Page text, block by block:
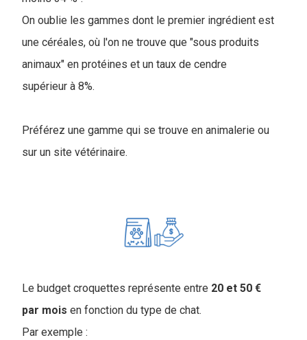
On oublie les gammes dont le premier ingrédient est
une céréales, où l'on ne trouve que "sous produits
animaux" en protéines et un taux de cendre
supérieur à 8%.
Préférez une gamme qui se trouve en animalerie ou
sur un site vétérinaire.
Le budget croquettes représente entre 20 et 50 €
par mois en fonction du type de chat.
Par exemple :